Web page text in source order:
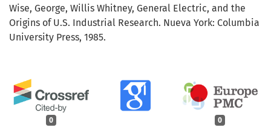
0 0
Wise, George, Willis Whitney, General Electric, and the
Origins of U.S. Industrial Research. Nueva York: Columbia
University Press, 1985.